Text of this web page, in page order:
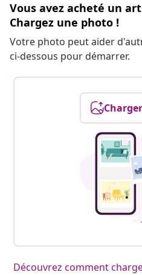
Vous avez acheté un
Chargez une photo !
Votre photo peut aider
ci-dessous pour démarrer.
Découvrez comment